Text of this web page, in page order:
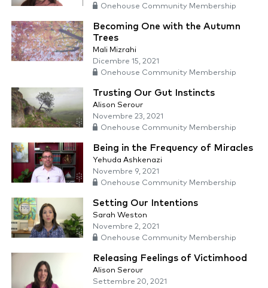
Onehouse Community Membership
Becoming One with the Autumn
Trees
Mali Mizrahi
Dicembre 15, 2021
Onehouse Community Membership
Trusting Our Gut Instincts
Alison Serour
Novembre 23, 2021
Onehouse Community Membership
Being in the Frequency of Miracles
Yehuda Ashkenazi
Novembre 9, 2021
Onehouse Community Membership
Setting Our Intentions
Sarah Weston
Novembre 2, 2021
Onehouse Community Membership
Releasing Feelings of Victimhood
Alison Serour
Settembre 20, 2021